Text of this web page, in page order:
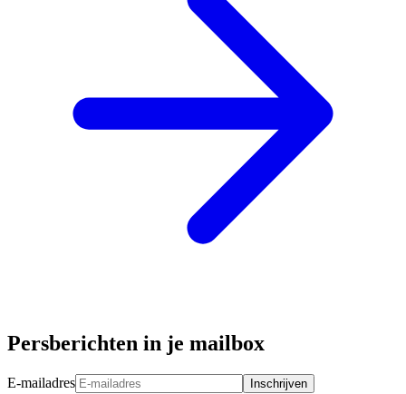
Persberichten in je mailbox
E-mailadres Inschrijven